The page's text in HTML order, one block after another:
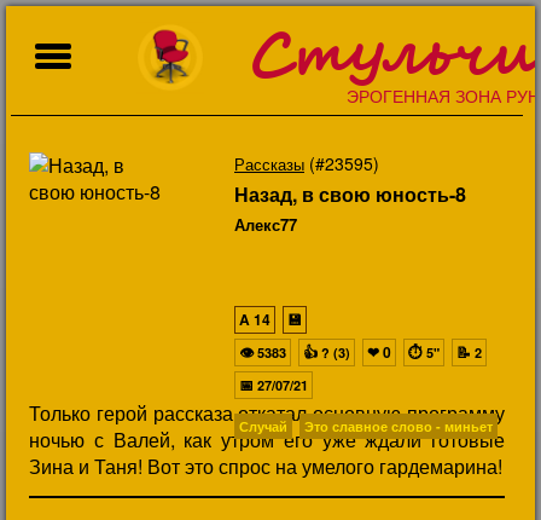
ЭРОГЕННАЯ ЗОНА
Рассказы (#23595)
Назад, в свою юность-8
Алекс77
Только герой рассказа откатал основную программу
ночью с Валей, как утром его уже ждали готовые
Зина и Таня! Вот это спрос на умелого гардемарина!
A14
💾
👁5383 👍 ? (3) ❤0 ⏱ 5" 📝 2
📅 27/07/21
Случай Это славное слово - миньет